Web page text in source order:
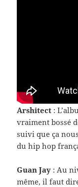
Arshi­tect :
vrai­ment bossé
suivi que ça
du hip hop
Guan Jay : Au
même, il faut